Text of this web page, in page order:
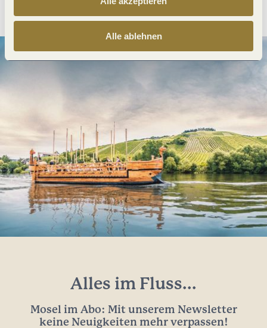
Alle ablehnen
Alles im Fluss...
Mosel im Abo: Mit unserem Newsletter
keine Neuigkeiten mehr verpassen!